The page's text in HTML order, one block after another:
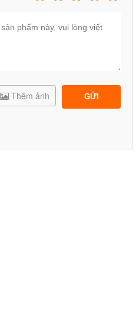
GỬI
Thêm ảnh